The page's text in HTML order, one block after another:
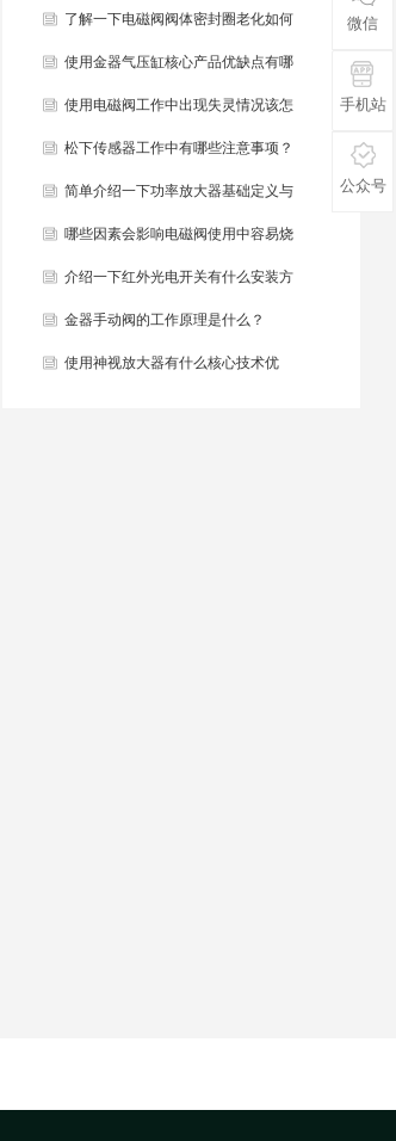
么？
了解一下电磁阀阀体密封圈老化如何
处理？
使用金器气压缸核心产品优缺点有哪
些？
使用电磁阀工作中出现失灵情况该怎
么办？
松下传感器工作中有哪些注意事项？
简单介绍一下功率放大器基础定义与
结构组成？
哪些因素会影响电磁阀使用中容易烧
毁？
介绍一下红外光电开关有什么安装方
法？
金器手动阀的工作原理是什么？
使用神视放大器有什么核心技术优
微信
手机站
公众号